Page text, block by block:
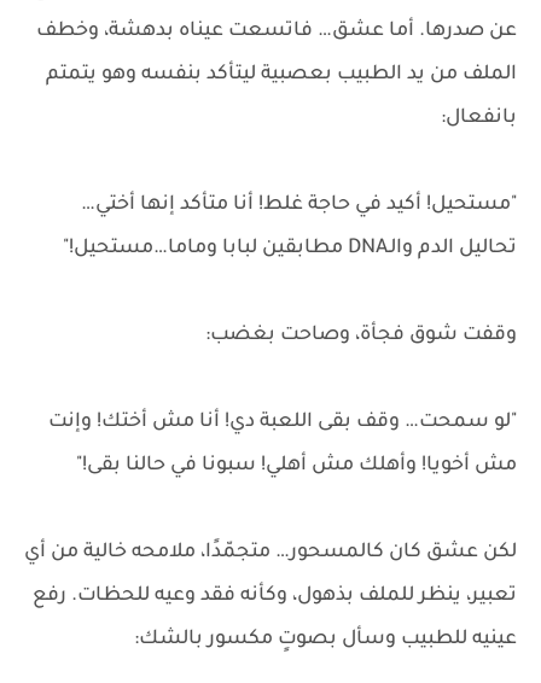
عن صدرها. أما عشق… فاتسعت عيناه بدهشة، وخطف
الملف من يد الطبيب بعصبية ليتأكد بنفسه وهو يتمتم
بانفعال:
"مستحيل! أكيد في حاجة غلط! أنا متأكد إنها أختي…
تحاليل الدم والـDNA مطابقين لبابا وماما…مستحيل!"
وقفت شوق فجأة، وصاحت بغضب:
"لو سمحت… وقف بقى اللعبة دي! أنا مش أختك! وإنت
مش أخويا! وأهلك مش أهلي! سبونا في حالنا بقى!"
لكن عشق كان كالمسحور… متجمّدًا، ملامحه خالية من أي
تعبير، ينظر للملف بذهول، وكأنه فقد وعيه للحظات. رفع
عينيه للطبيب وسأل بصوتٍ مكسور بالشك: